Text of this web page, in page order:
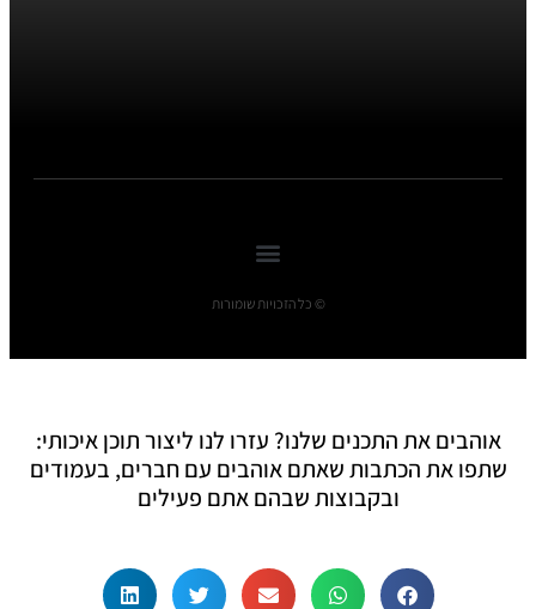
© כל הזכויות שומורות
אוהבים את התכנים שלנו? עזרו לנו ליצור תוכן איכותי:
שתפו את הכתבות שאתם אוהבים עם חברים, בעמודים
ובקבוצות שבהם אתם פעילים